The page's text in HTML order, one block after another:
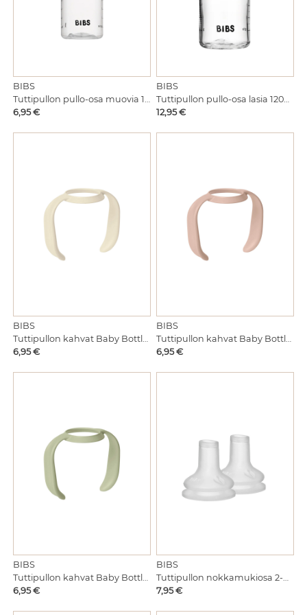
BIBS
Tuttipullon pullo-osa muovia 150ml
Hinta
6,95 €
BIBS
Tuttipullon pullo-osa lasia 120ml
Hinta
12,95 €
BIBS
Hinta
6,95 €
BIBS
Hinta
6,95 €
BIBS
Tuttipullon kahvat Baby Bottle Handle Sage 6kk+
Hinta
6,95 €
BIBS
Tuttipullon nokkamukiosa 2-pack silikonia 6kk+
Hinta
7,95 €